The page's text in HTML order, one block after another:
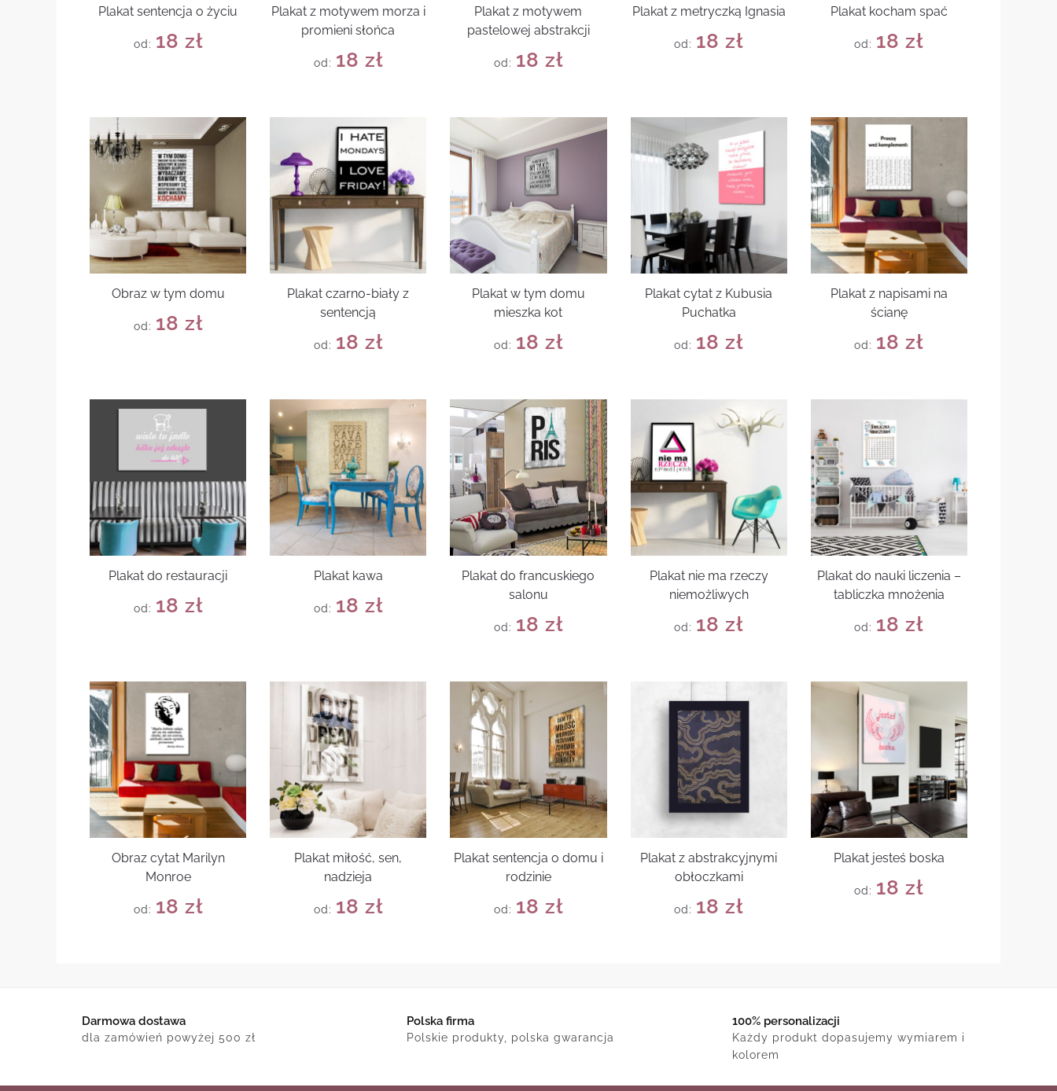
Plakat sentencja o życiu
od: 18 zł
Plakat z motywem morza i
promieni słońca
od: 18 zł
Plakat z motywem
pastelowej abstrakcji
od: 18 zł
Plakat z metryczką Ignasia
od: 18zł
Plakat kocham spać
od: 18zł
Obraz w tym domu
od: 18 zł
Plakat czarno-biały z
sentencją
od: 18 zł
Plakat w tym domu
mieszka kot
od: 18 zł
Plakat cytat z Kubusia
Puchatka
od: 18zł
Plakat z napisami na
ścianę
od: 18zł
Plakat do restauracji
od: 18 zł
Plakat kawa
od: 18 zł
Plakat do francuskiego
salonu
od: 18 zł
Plakat nie ma rzeczy
niemożliwych
od: 18zł
Plakat do nauki liczenia –
tabliczka mnożenia
od: 18zł
Obraz cytat Marilyn
Monroe
od: 18 zł
Plakat miłość, sen,
nadzieja
od: 18 zł
Plakat sentencja o domu i
rodzinie
od: 18 zł
Plakat z abstrakcyjnymi
obłoczkami
od: 18zł
Plakat jesteś boska
od: 18zł
Darmowa dostawa
dla zamówień powyżej 500 zł
Polska firma
Polskie produkty, polska gwarancja
100% personalizacji
Każdy produkt dopasujemy wymiarem i
kolorem